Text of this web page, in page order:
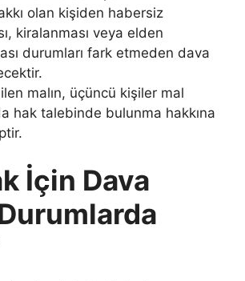
olan kişiden habersiz
kiralanması veya elden
durumları fark etmeden dava
malın, üçüncü kişiler mal
hak talebinde bulunma hakkına
İçin Dava